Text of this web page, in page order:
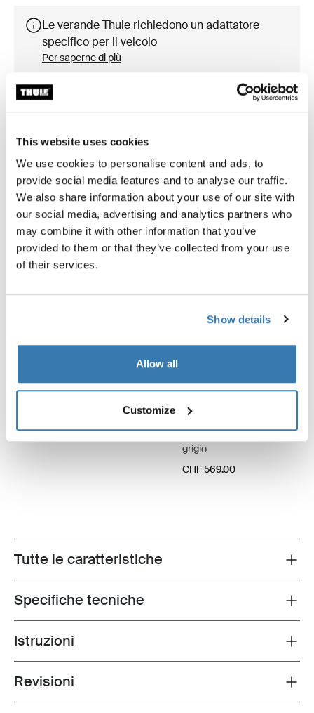
This website uses cookies
We use cookies to personalise content and ads, to
provide social media features and to analyse our traffic.
We also share information about your use of our site with
our social media, advertising and analytics partners who
may combine it with other information that you’ve
provided to them or that they’ve collected from your use
of their services.
Show details
Allow all
Customize
Le verande Thule richiedono un adattatore
specifico per il veicolo
Per saperne di più
Accessori per Thule Omnistor 5200
morsetti per tende da sole neri
Thule Subsola side pack
pannelli laterali per tenda
grigio
CHF 569.00
Toggle features
Tutte le caratteristiche
Toggle techspec
Specifiche tecniche
Toggle guides and instructions
Istruzioni
Toggle overview
Revisioni